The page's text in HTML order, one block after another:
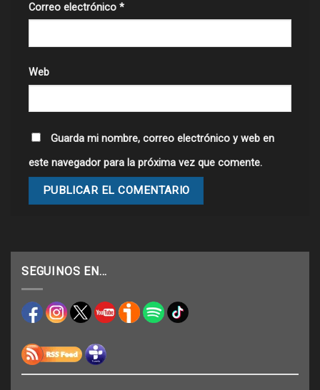
Correo electrónico *
Web
Guarda mi nombre, correo electrónico y web en
este navegador para la próxima vez que comente.
SEGUINOS EN…